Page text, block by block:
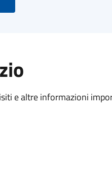
e altre informazioni